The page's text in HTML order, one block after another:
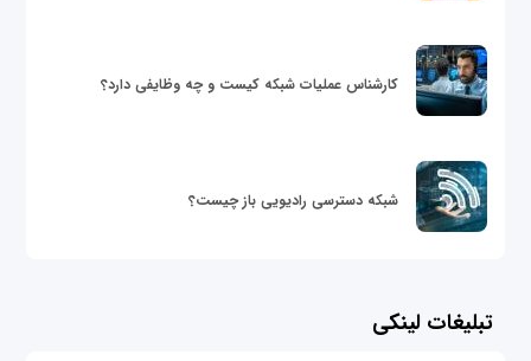
کارشناس عملیات شبکه کیست و چه وظایفی دارد؟
شبکه دسترسی رادیویی باز چیست؟
تبلیغات لینکی